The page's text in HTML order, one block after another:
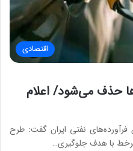
اقتصادی
حذف می‌شود/ اعلام
نفتی ایران گفت: طرح
با هدف جلوگیری…